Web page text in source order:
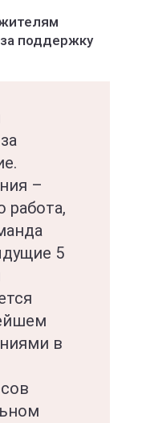
поддержку
–
работа,
5
в